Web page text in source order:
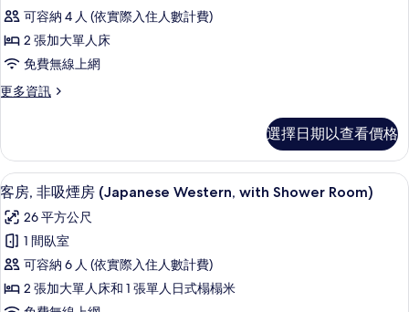
的
所
有
相
房
(with
Shower
Room)
的
詳
級
雙
床
非
煙
房,
私
人
浴
室
的
可容納 4 人 (依實際入住人數計費)
2 張加大單人床
免費無線上網
更多資訊
更
雙
床
房,
吸
煙
房,
私
人
浴
選擇日期以查看價格
顯
示
客
房,
非
吸
9
客房, 非吸煙房 (Japanese Western, with Shower Room)
26 平方公尺
1 間臥室
可容納 6 人 (依實際入住人數計費)
2 張加大單人床和 1 張單人日式榻榻米